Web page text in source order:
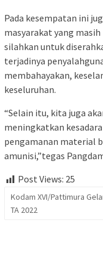
Pada kesempatan ini
masyarakat yang
silahkan untuk
terjadinya
membahayakan,
keseluruhan.
“Selain itu, kita juga
meningkatkan
pengamanan material
amunisi,”tegas
Post Views: 25
Kodam XVI/Pattimura
TA 2022